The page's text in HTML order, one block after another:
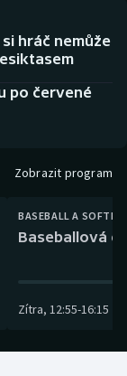
hráč nemůže
po červené
Zobrazit program
BASEBALL A
Baseballová
Zítra, 12:55-16:15